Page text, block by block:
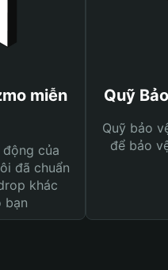
miễn
của
đã chuẩn
khác
bạn
Quỹ
Quỹ bảo
để bảo